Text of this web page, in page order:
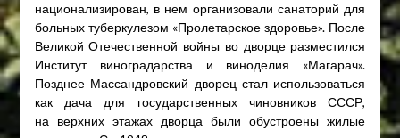
национализирован, в нем организовали санаторий для
больных туберкулезом «Пролетарское здоровье». После
Великой Отечественной войны во дворце разместился
Институт виноградарства и виноделия «Магарач».
Позднее Массандровский дворец стал использоваться
как дача для государственных чиновников СССР,
на верхних этажах дворца были обустроены жилые